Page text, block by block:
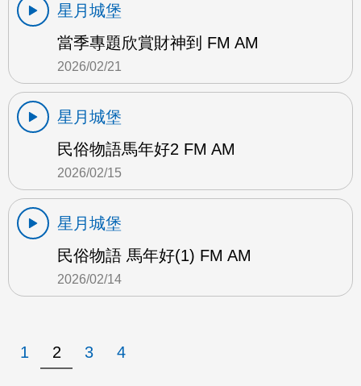
星月城堡
當季專題欣賞財神到 FM AM
2026/02/21
星月城堡
民俗物語馬年好2 FM AM
2026/02/15
星月城堡
民俗物語 馬年好(1) FM AM
2026/02/14
1 2 3 4